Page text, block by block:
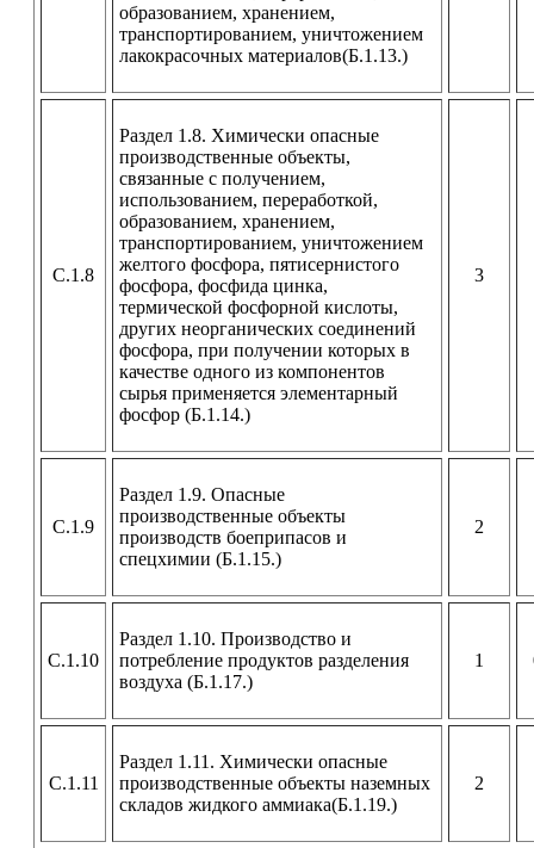
образованием, хранением,
транспортированием, уничтожением
лакокрасочных материалов(Б.1.13.)
С.1.8
Раздел 1.8. Химически опасные
производственные объекты,
связанные с получением,
использованием, переработкой,
образованием, хранением,
транспортированием, уничтожением
желтого фосфора, пятисернистого
фосфора, фосфида цинка,
термической фосфорной кислоты,
других неорганических соединений
фосфора, при получении которых в
качестве одного из компонентов
сырья применяется элементарный
фосфор (Б.1.14.)
3
С.1.9
Раздел 1.9. Опасные
производственные объекты
производств боеприпасов и
спецхимии (Б.1.15.)
2
С.1.10
Раздел 1.10. Производство и
потребление продуктов разделения
воздуха (Б.1.17.)
1
С.1.11
Раздел 1.11. Химически опасные
производственные объекты наземных
складов жидкого аммиака(Б.1.19.)
2